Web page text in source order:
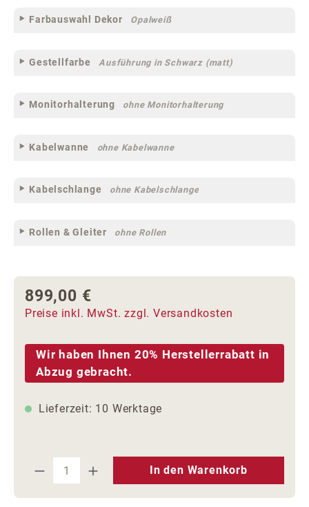
Farbauswahl Dekor Opalweiß
Gestellfarbe Ausführung in Schwarz (matt)
Monitorhalterung ohne Monitorhalterung
Kabelwanne ohne Kabelwanne
Kabelschlange ohne Kabelschlange
Rollen & Gleiter ohne Rollen
Regulärer Preis:
899,00 €
Preise inkl. MwSt. zzgl. Versandkosten
Wir haben Ihnen 20% Herstellerrabatt in
Abzug gebracht.
Lieferzeit: 10 Werktage
Produkt Anzahl: Gib den
In den Warenkorb